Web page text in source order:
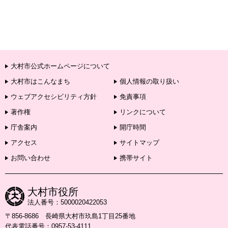
大村市公式ホームページについて
大村市はこんなまち
個人情報の取り扱い
ウェブアクセシビリティ方針
免責事項
著作権
リンクについて
庁舎案内
開庁時間
アクセス
サイトマップ
お問い合わせ
携帯サイト
大村市役所
法人番号：5000020422053
〒856-8686 長崎県大村市玖島1丁目25番地
代表電話番号：0957-53-4111